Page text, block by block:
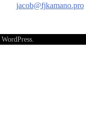
jacob@fjkamano.pro
WordPress.